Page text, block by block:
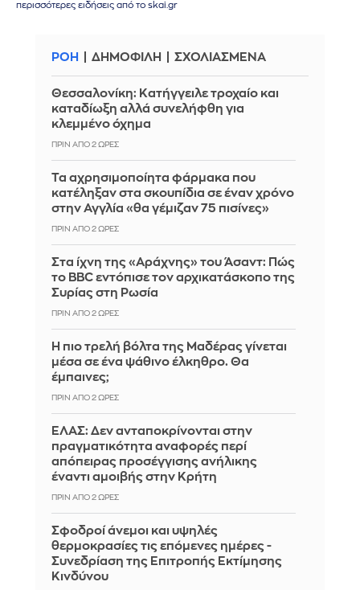
περισσότερες ειδήσεις από το skai.gr
ΡΟΗ ΔΗΜΟΦΙΛΗ ΣΧΟΛΙΑΣΜΕΝΑ
Θεσσαλονίκη: Κατήγγειλε τροχαίο και
καταδίωξη αλλά συνελήφθη για
κλεμμένο όχημα
ΠΡΙΝ ΑΠΌ 2 ΏΡΕΣ
Τα αχρησιμοποίητα φάρμακα που
κατέληξαν στα σκουπίδια σε έναν χρόνο
στην Αγγλία «θα γέμιζαν 75 πισίνες»
ΠΡΙΝ ΑΠΌ 2 ΏΡΕΣ
Στα ίχνη της «Αράχνης» του Άσαντ: Πώς
το BBC εντόπισε τον αρχικατάσκοπο της
Συρίας στη Ρωσία
ΠΡΙΝ ΑΠΌ 2 ΏΡΕΣ
Η πιο τρελή βόλτα της Μαδέρας γίνεται
μέσα σε ένα ψάθινο έλκηθρο. Θα
έμπαινες;
ΠΡΙΝ ΑΠΌ 2 ΏΡΕΣ
ΕΛΑΣ: Δεν ανταποκρίνονται στην
πραγματικότητα αναφορές περί
απόπειρας προσέγγισης ανήλικης
έναντι αμοιβής στην Κρήτη
ΠΡΙΝ ΑΠΌ 2 ΏΡΕΣ
Σφοδροί άνεμοι και υψηλές
θερμοκρασίες τις επόμενες ημέρες -
Συνεδρίαση της Επιτροπής Εκτίμησης
Κινδύνου